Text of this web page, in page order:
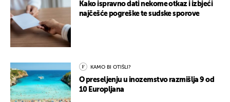
Kako ispravno dati nekome otkaz i izbjeći
najčešće pogreške te sudske sporove
KAMO BI OTIŠLI?
O preseljenju u inozemstvo razmišlja 9 od
10 Europljana